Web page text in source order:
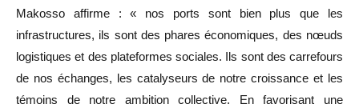
Makosso affirme : « nos ports sont bien plus que les
infrastructures, ils sont des phares économiques, des nœuds
logistiques et des plateformes sociales. Ils sont des carrefours
de nos échanges, les catalyseurs de notre croissance et les
témoins de notre ambition collective. En favorisant une